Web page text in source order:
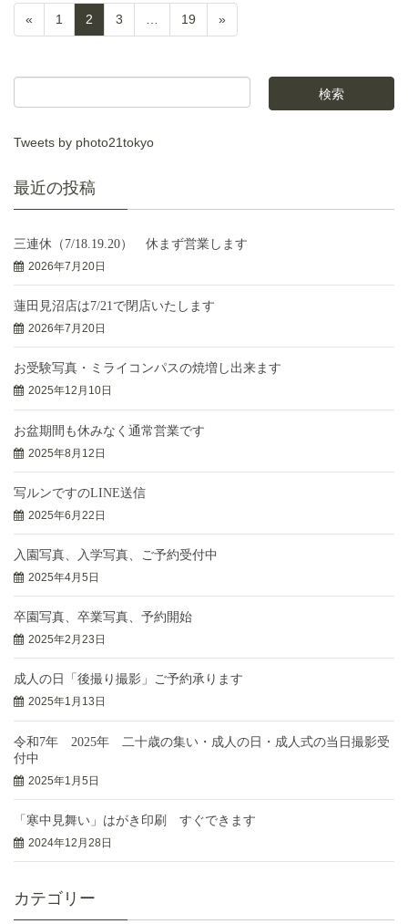
« 1 2 3 19 »
Tweets by photo21tokyo
最近の投稿
三連休（7/18.19.20） 休まず営業します
2026年7月20日
蓮田見沼店は7/21で閉店いたします
2026年7月20日
お受験写真・ミライコンパスの焼増し出来ます
2025年12月10日
お盆期間も休みなく通常営業です
2025年8月12日
写ルンですのLINE送信
2025年6月22日
入園写真、入学写真、ご予約受付中
2025年4月5日
卒園写真、卒業写真、予約開始
2025年2月23日
成人の日「後撮り撮影」ご予約承ります
2025年1月13日
令和7年 2025年 二十歳の集い・成人の日・成人式の当日撮影受
付中
2025年1月5日
「寒中見舞い」はがき印刷 すぐできます
2024年12月28日
カテゴリー